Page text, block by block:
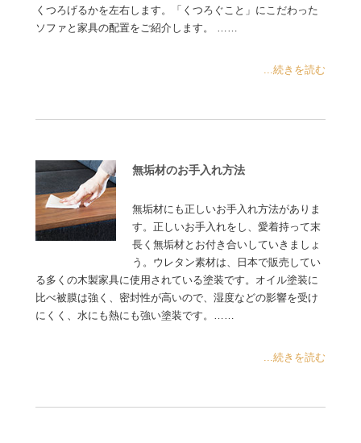
くつろげるかを左右します。「くつろぐこと」にこだわった
ソファと家具の配置をご紹介します。 ……
...続きを読む
無垢材のお手入れ方法
無垢材にも正しいお手入れ方法がありま
す。正しいお手入れをし、愛着持って末
長く無垢材とお付き合いしていきましょ
う。ウレタン素材は、日本で販売してい
る多くの木製家具に使用されている塗装です。オイル塗装に
比べ被膜は強く、密封性が高いので、湿度などの影響を受け
にくく、水にも熱にも強い塗装です。……
...続きを読む